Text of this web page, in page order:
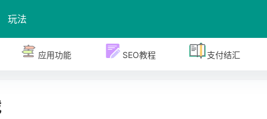
玩法
应用功能 SEO教程 支付结汇